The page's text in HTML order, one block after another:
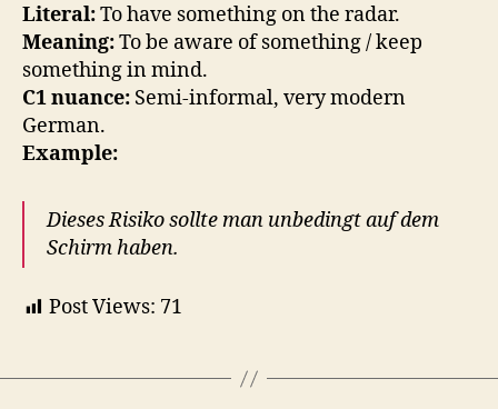
Literal:To have something on the radar.
Meaning:To be aware of something / keep
something in mind.
C1 nuance: Semi-informal, very modern
German.
Example:
Dieses Risiko sollte man unbedingt auf dem
Schirm haben.
Post Views: 71